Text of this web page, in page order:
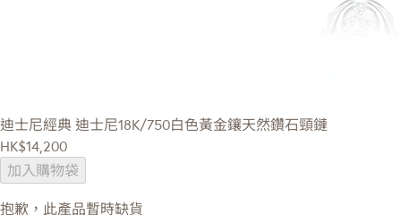
迪士尼經典 迪士尼18K/750白色黃金鑲天然鑽石頸鏈
HK$14,200
加入購物袋
抱歉，此產品暫時缺貨